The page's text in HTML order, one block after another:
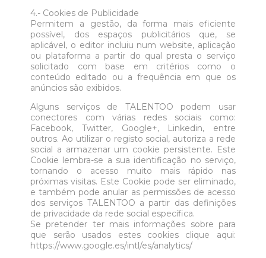
4.- Cookies de Publicidade
Permitem a gestão, da forma mais eficiente
possível, dos espaços publicitários que, se
aplicável, o editor incluiu num website, aplicação
ou plataforma a partir do qual presta o serviço
solicitado com base em critérios como o
conteúdo editado ou a frequência em que os
anúncios são exibidos.
Alguns serviços de TALENTOO podem usar
conectores com várias redes sociais como:
Facebook, Twitter, Google+, Linkedin, entre
outros. Ao utilizar o registo social, autoriza a rede
social a armazenar um cookie persistente. Este
Cookie lembra-se a sua identificação no serviço,
tornando o acesso muito mais rápido nas
próximas visitas. Este Cookie pode ser eliminado,
e também pode anular as permissões de acesso
dos serviços TALENTOO a partir das definições
de privacidade da rede social específica.
Se pretender ter mais informações sobre para
que serão usados estes cookies clique aqui:
https://www.google.es/intl/es/analytics/